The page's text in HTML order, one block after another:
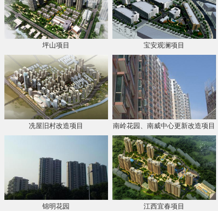
坪山项目 宝安观澜项目
冼屋旧村改造项目 南岭花园、南威中心更新改造项目
锦明花园 江西宜春项目